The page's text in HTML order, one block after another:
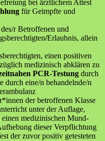
bei ärztlichem Attest
für Geimpfte und
r Betroffenen und
/Erlaubnis, allein
einen positiven
medizinisch abklären zu
PCR-Testung durch
durch eine/n behandelnde/n
der betroffenen Klasse
unter der Auflage,
medizinischen Mund-
dieser Verpflichtung
der zuvor positiv getesteten